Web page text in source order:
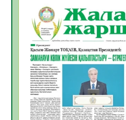
06.08.2026
Инфекциялық
жұмыстарының
06.08.2026
Көкжөтел ауруы туралы
06.08.2026
АПВ вакцинасы туралы